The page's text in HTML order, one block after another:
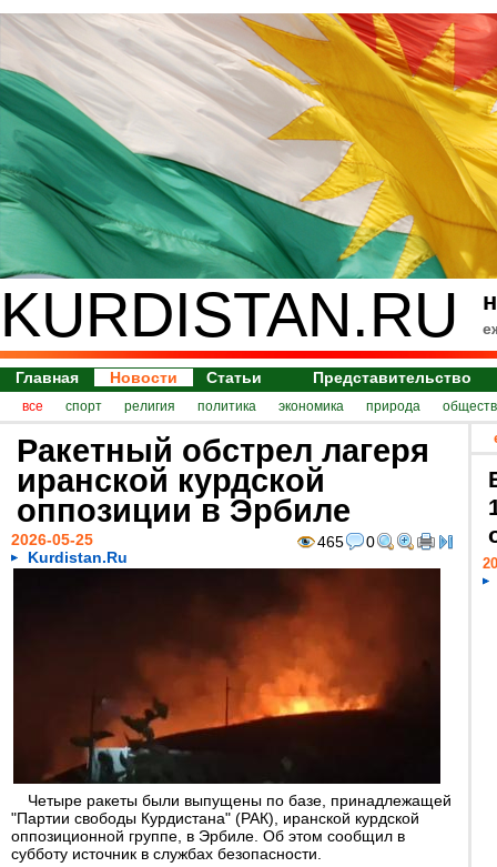
KURDISTAN.RU
Главная Новости Статьи Представительство
все спорт религия политика экономика природа
Ракетный обстрел лагеря
иранской курдской
оппозиции в Эрбиле
465 0
2026-05-25
Kurdistan.Ru
Четыре ракеты были выпущены по базе, принадлежащей
"Партии свободы Курдистана" (РАК), иранской курдской
оппозиционной группе, в Эрбиле. Об этом сообщил в
субботу источник в службах безопасности.